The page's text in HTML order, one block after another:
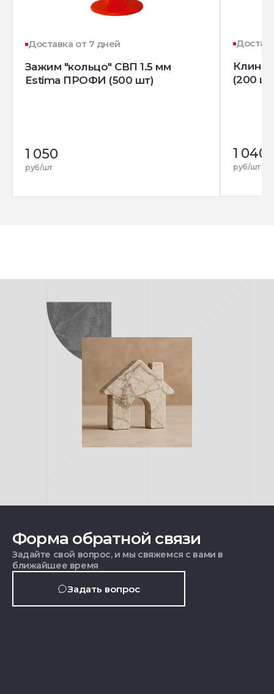
Доставка от 7 дней
Зажим "кольцо" СВП 1.5 мм
Estima ПРОФИ (500 шт)
1 050
руб/шт
Клин
(200
1 040
руб/шт
Форма обратной связи
Задайте свой вопрос, и мы свяжемся с вами в
ближайшее время
Задать вопрос